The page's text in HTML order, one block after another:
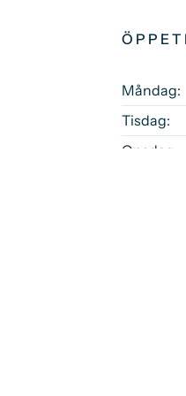
Måndag:
Tisdag:
Onsdag: